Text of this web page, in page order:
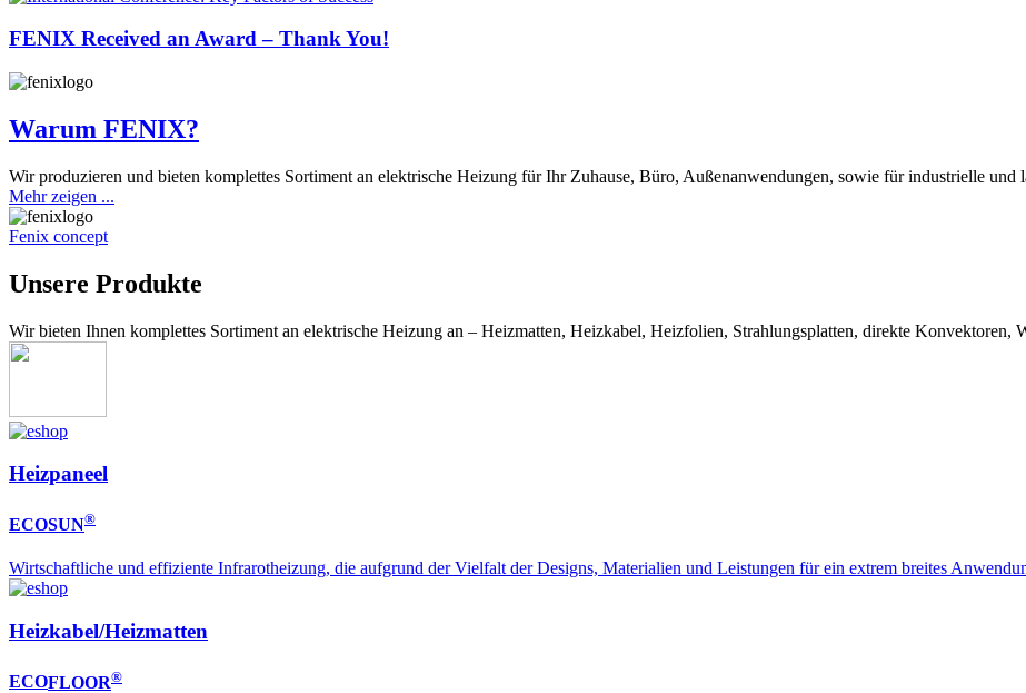
FENIX Received an Award – Thank You!
Warum FENIX?
Wir produzieren und bieten komplettes Sortiment an elektrische Heizung für Ihr Zuhause, Büro, Außenanwendungen, sowie für industrielle und
Mehr zeigen ...
Fenix concept
Unsere Produkte
Wir bieten Ihnen komplettes Sortiment an elektrische Heizung an – Heizmatten, Heizkabel, Heizfolien, Strahlungsplatten, direkte Konvektoren,
Heizpaneel
ECOSUN®
Wirtschaftliche und effiziente Infrarotheizung, die aufgrund der Vielfalt der Designs, Materialien und Leistungen für ein extrem breites
Heizkabel/Heizmatten
ECOFLOOR®